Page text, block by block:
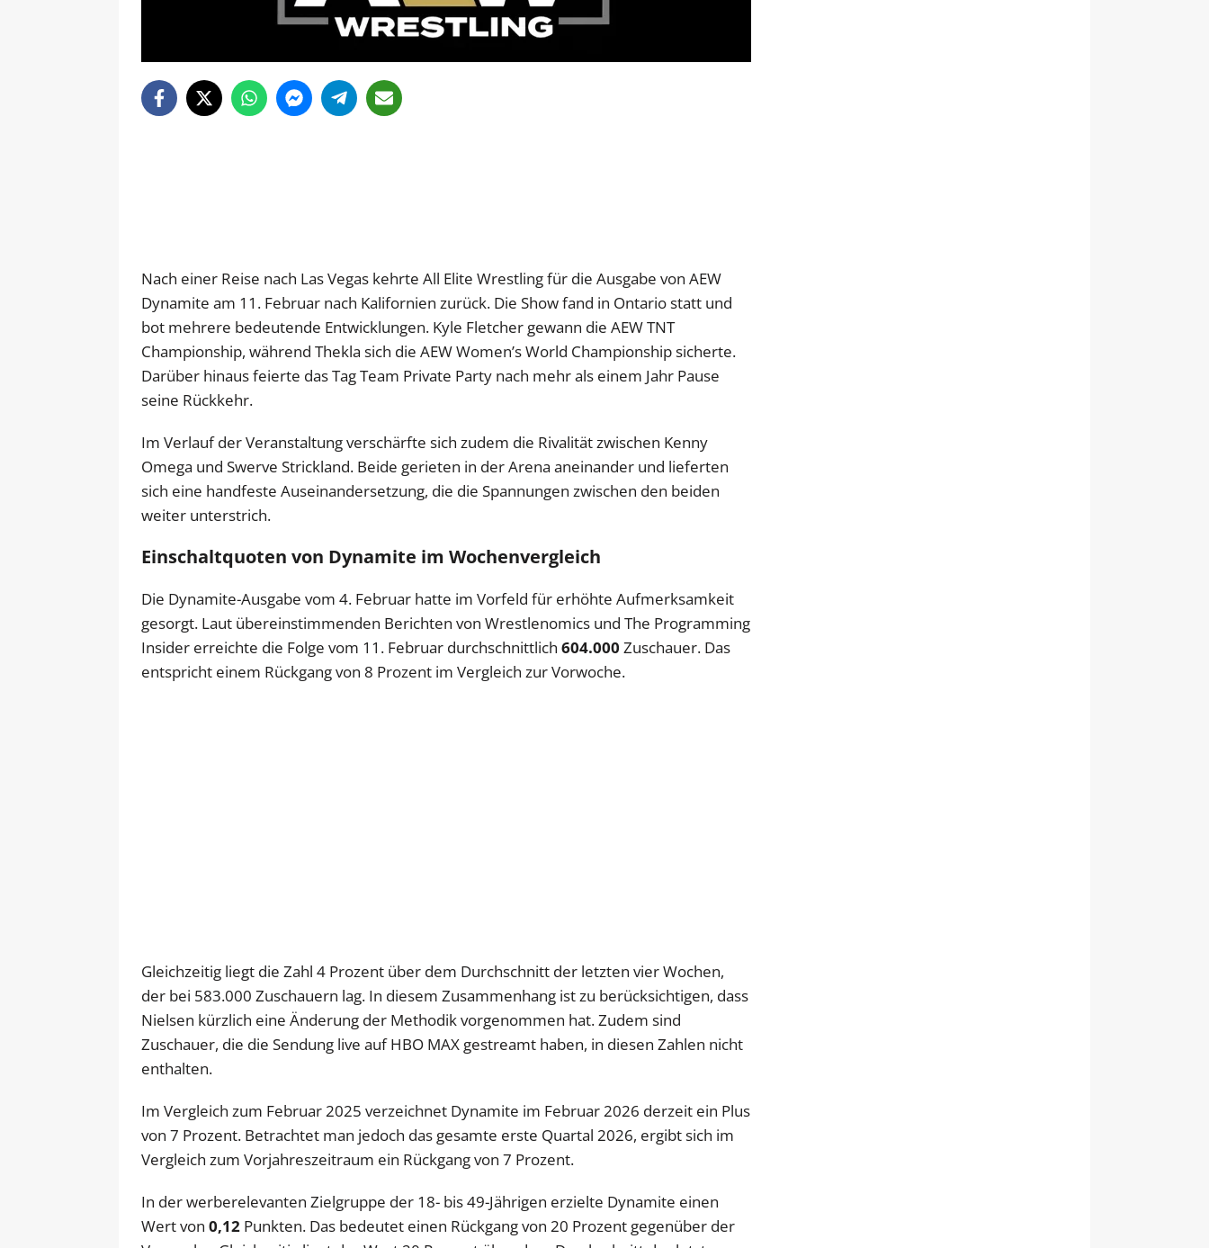
Nach einer Reise nach Las Vegas kehrte All Elite Wrestling für die Ausgabe von AEW
Dynamite am 11. Februar nach Kalifornien zurück. Die Show fand in Ontario statt und
bot mehrere bedeutende Entwicklungen. Kyle Fletcher gewann die AEW TNT
Championship, während Thekla sich die AEW Women’s World Championship sicherte.
Darüber hinaus feierte das Tag Team Private Party nach mehr als einem Jahr Pause
seine Rückkehr.
Im Verlauf der Veranstaltung verschärfte sich zudem die Rivalität zwischen Kenny
Omega und Swerve Strickland. Beide gerieten in der Arena aneinander und lieferten
sich eine handfeste Auseinandersetzung, die die Spannungen zwischen den beiden
weiter unterstrich.
Einschaltquoten von Dynamite im Wochenvergleich
Die Dynamite-Ausgabe vom 4. Februar hatte im Vorfeld für erhöhte Aufmerksamkeit
gesorgt. Laut übereinstimmenden Berichten von Wrestlenomics und The Programming
Insider erreichte die Folge vom 11. Februar durchschnittlich 604.000 Zuschauer. Das
entspricht einem Rückgang von 8 Prozent im Vergleich zur Vorwoche.
Gleichzeitig liegt die Zahl 4 Prozent über dem Durchschnitt der letzten vier Wochen,
der bei 583.000 Zuschauern lag. In diesem Zusammenhang ist zu berücksichtigen, dass
Nielsen kürzlich eine Änderung der Methodik vorgenommen hat. Zudem sind
Zuschauer, die die Sendung live auf HBO MAX gestreamt haben, in diesen Zahlen nicht
enthalten.
Im Vergleich zum Februar 2025 verzeichnet Dynamite im Februar 2026 derzeit ein Plus
von 7 Prozent. Betrachtet man jedoch das gesamte erste Quartal 2026, ergibt sich im
Vergleich zum Vorjahreszeitraum ein Rückgang von 7 Prozent.
In der werberelevanten Zielgruppe der 18- bis 49-Jährigen erzielte Dynamite einen
Wert von 0,12 Punkten. Das bedeutet einen Rückgang von 20 Prozent gegenüber der